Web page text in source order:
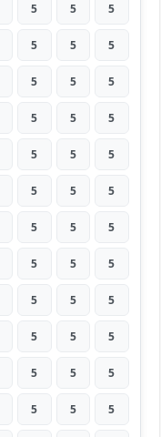
5 5 5
5 5 5
5 5 5
5 5 5
5 5 5
5 5 5
5 5 5
5 5 5
5 5 5
5 5 5
5 5 5
5 5 5